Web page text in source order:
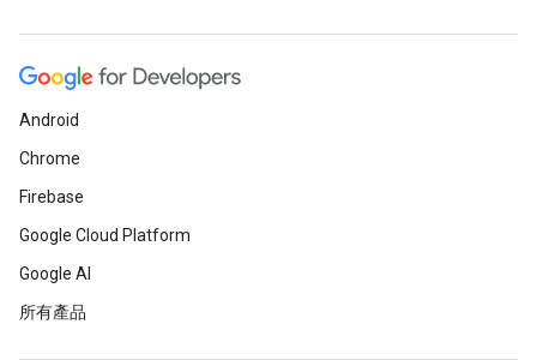
Android
Chrome
Firebase
Google Cloud Platform
Google AI
所有產品